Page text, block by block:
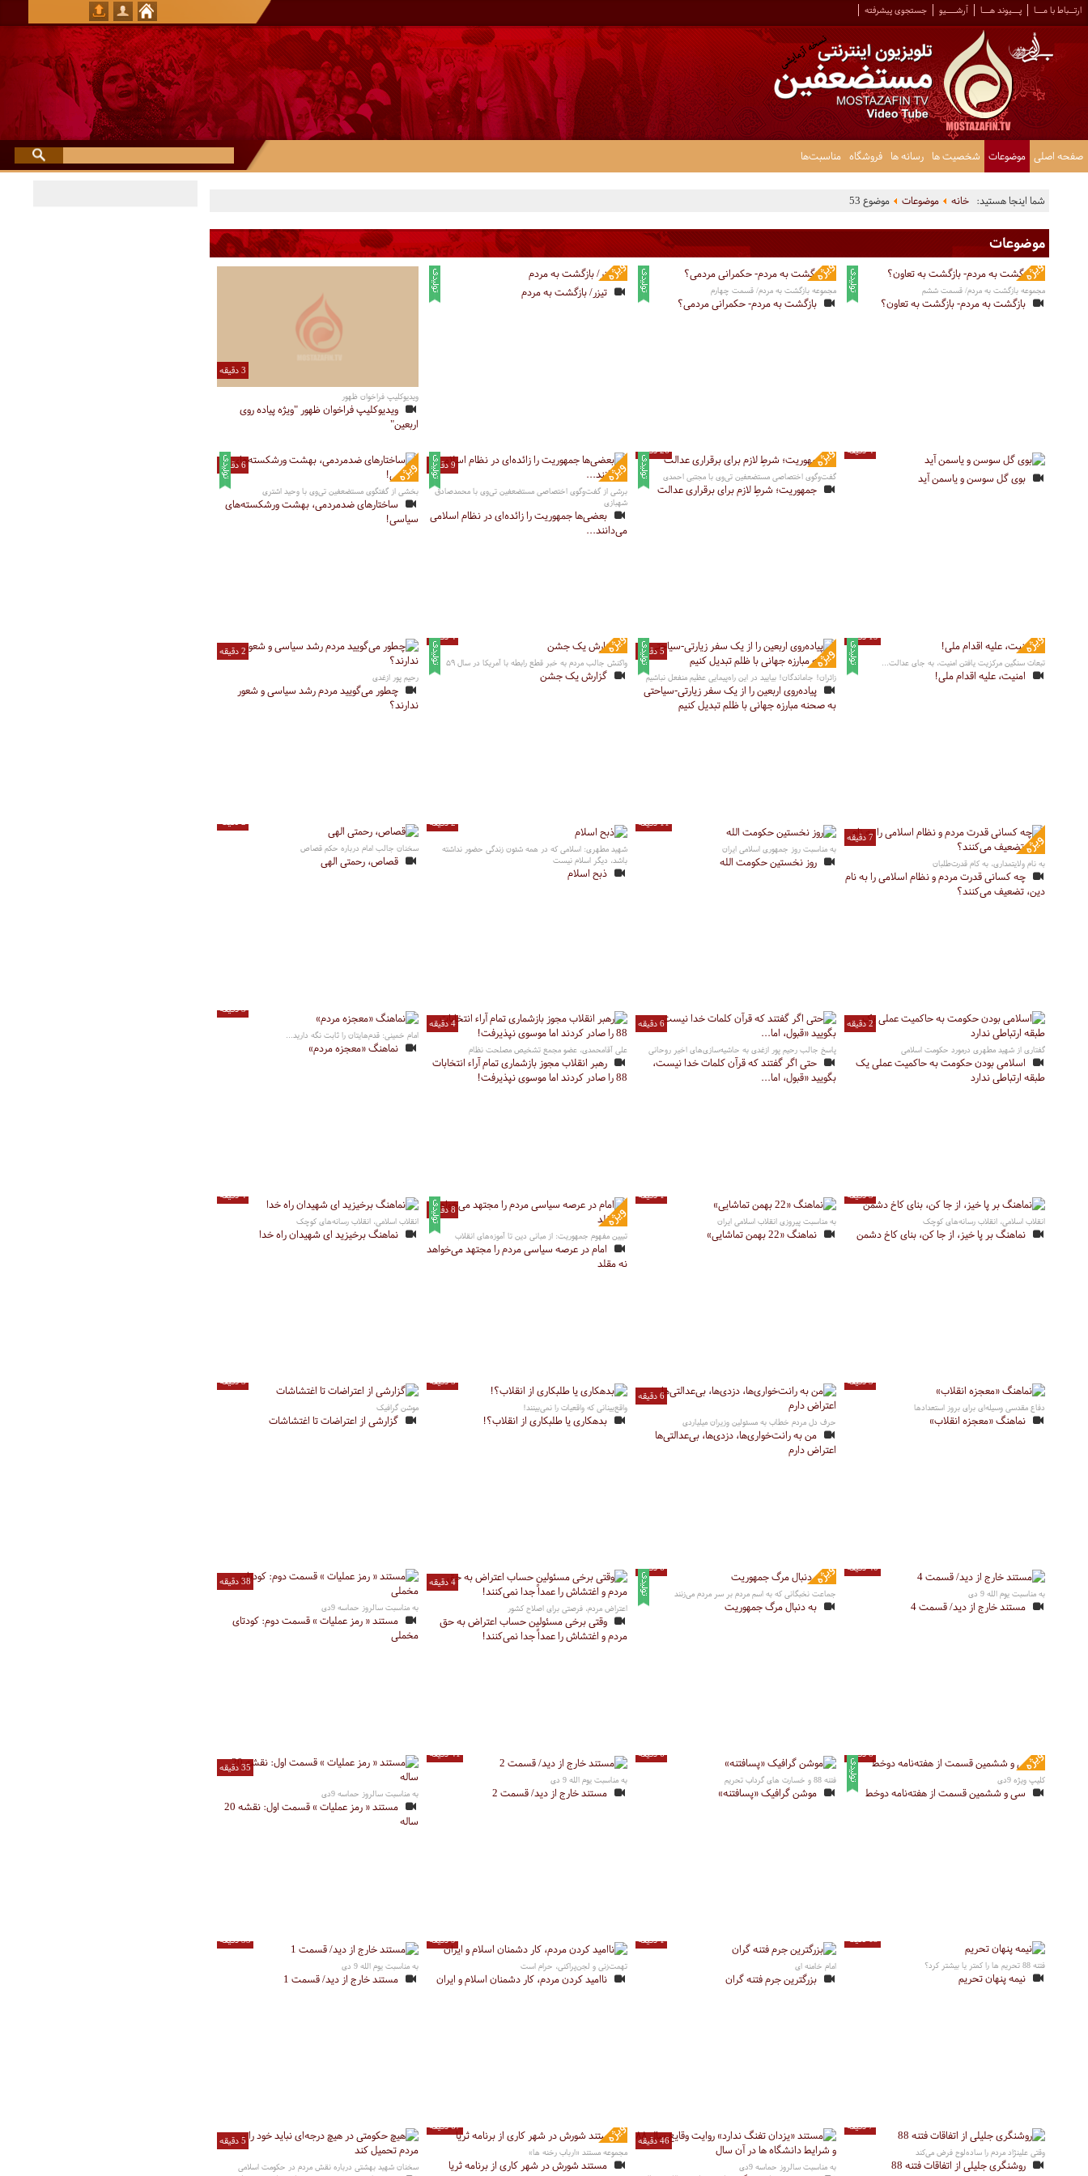
ارتــباط با مـــا پـــیوند هـــا آرشــــیو جستجوی پیشرفته
صفحه اصلی موضوعات شخصیت ها رسانه ها فروشگاه مناسبت‌ها
شما اینجا هستید: خانه موضوعات موضوع 53
موضوعات
مجموعه بازگشت به مردم/ قسمت ششم
بازگشت به مردم- بازگشت به تعاون؟
مجموعه بازگشت به مردم/ قسمت چهارم
بازگشت به مردم- حکمرانی مردمی؟
تیزر/ بازگشت به مردم
3 دقیقه
ویدیوکلیپ فراخوان ظهور
ویدیوکلیپ فراخوان ظهور "ویژه پیاده روی
اربعین"
4 دقیقه
بوی گل سوسن و یاسمن آید
26 دقیقه
گفت‌وگوی اختصاصی مستضعفین تی‌وی با مجتبی احمدی
جمهوریت؛ شرطِ لازم برای برقراری عدالت
9 دقیقه
برشی از گفت‌وگوی اختصاصی مستضعفین تی‌وی با محمدصادق
شهبازی
بعضی‌ها جمهوریت را زائده‌ای در نظام اسلامی
می‌دانند...
6 دقیقه
بخشی از گفتگوی مستضعفین‌ تی‌وی با وحید اشتری
ساختارهای ضدمردمی، بهشت ورشکسته‌های
سیاسی!
19 دقیقه
تبعات سنگین مرکزیت یافتن امنیت، به جای عدالت...
امنیت، علیه اقدام ملی!
5 دقیقه
زائران! جاماندگان! بیایید در این راه‌پیمایی عظیم منفعل نباشیم
پیاده‌روی اربعین را از یک سفر زیارتی-سیاحتی
به صحنه مبارزه جهانی با ظلم تبدیل کنیم
4 دقیقه
واکنش جالب مردم به خبر قطع رابطه با آمریکا در سال ۵۹
گزارش یک جشن
2 دقیقه
رحیم پور ازغدی
چطور می‌گویید مردم رشد سیاسی و شعور
ندارند؟
7 دقیقه
به نام ولایتمداری، به کام قدرت‌طلبان
چه کسانی قدرت مردم و نظام اسلامی را به نام
دین، تضعیف می‌کنند؟
11 دقیقه
به مناسبت روز جمهوری اسلامی ایران
روز نخستین حکومت الله
2 دقیقه
شهید مطهری: اسلامی که در همه شئون زندگی حضور نداشته
باشد، دیگر اسلام نیست
ذبح اسلام
2 دقیقه
سخنان جالب امام درباره حکم قصاص
قصاص، رحمتی الهی
2 دقیقه
گفتاری از شهید مطهری درمورد حکومت اسلامی
اسلامی بودن حکومت به حاکمیت عملی یک
طبقه ارتباطی ندارد
6 دقیقه
پاسخ جالب رحیم پور ازغدی به حاشیه‌سازی‌های اخیر روحانی
حتی اگر گفتند که قرآن کلمات خدا نیست،
بگویید «قبول، اما...
4 دقیقه
علی آقامحمدی، عضو مجمع تشخیص مصلحت نظام
رهبر انقلاب مجوز بازشماری تمام آراء انتخابات
88 را صادر کردند اما موسوی نپذیرفت!
3 دقیقه
امام خمینی: قدم‌هایتان را ثابت نگه دارید...
نماهنگ «معجزه مردم»
3 دقیقه
انقلاب اسلامی، انقلاب رسانه‌های کوچک
نماهنگ بر پا خیز، از جا کن، بنای کاخ دشمن
1 دقیقه
به مناسبت پیروزی انقلاب اسلامی ایران
نماهنگ «22 بهمن تماشایی»
8 دقیقه
تبیین مفهوم جمهوریت: از مبانی دین تا آموزه‌های انقلاب
امام در عرصه سیاسی مردم را مجتهد می‌خواهد
نه مقلد
4 دقیقه
انقلاب اسلامی، انقلاب رسانه‌های کوچک
نماهنگ برخیزید ای شهیدان راه خدا
3 دقیقه
دفاع مقدسی وسیله‌ای برای بروز استعدادها
نماهنگ «معجزه انقلاب»
6 دقیقه
حرف دل مردم خطاب به مسئولین وزیران میلیاردی
من به رانت‌‎خواری‌ها، دزدی‌ها، بی‌عدالتی‌ها
اعتراض دارم
5 دقیقه
واقع‌بینانی که واقعیات را نمی‌بینند!
بدهکاری یا طلبکاری از انقلاب؟!
3 دقیقه
موشن گرافیک
گزارشی از اعتراضات تا اغتشاشات
40 دقیقه
به مناسبت یوم الله 9 دی
مستند خارج از دید/ قسمت 4
6 دقیقه
جماعت نخبگانی که به اسم مردم بر سر مردم می‌زنند
به دنبال مرگ جمهوریت
4 دقیقه
اعتراض مردم، فرصتی برای اصلاح کشور
وقتی برخی مسئولین حساب اعتراض به حق
مردم و اغتشاش را عمداً جدا نمی‌کنند!
38 دقیقه
به مناسبت سالروز حماسه 9دی
مستند « رمز عملیات » قسمت دوم: کودتای
مخملی
8 دقیقه
کلیپ ویژه 9دی
سی و ششمین قسمت از هفته‌نامه دوخط
6 دقیقه
فتنه 88 و خسارت های گرداب تحریم
موشن گرافیک «پسافتنه»
41 دقیقه
به مناسبت یوم الله 9 دی
مستند خارج از دید/ قسمت 2
35 دقیقه
به مناسبت سالروز حماسه 9دی
مستند « رمز عملیات » قسمت اول: نقشه 20
ساله
13 دقیقه
فتنه 88 تحریم ها را کمتر یا بیشتر کرد؟
نیمه پنهان تحریم
1 دقیقه
امام خامنه ای
بزرگترین جرم فتنه گران
9 دقیقه
تهمت‌زنی و لجن‌پراکنی، حرام است
ناامید کردن مردم، کار دشمنان اسلام و ایران
33 دقیقه
به مناسبت یوم الله 9 دی
مستند خارج از دید/ قسمت 1
7 دقیقه
وقتی علینژاد مردم را ساده‌لوح فرض می‌کند
روشنگری جلیلی از اتفاقات فتنه 88
46 دقیقه
به مناسبت سالروز حماسه 9دی
67 دقیقه
مجموعه مستند «ارباب رخنه ها»
مستند شورش در شهر کاری از برنامه ثریا
5 دقیقه
سخنان شهید بهشتی درباره نقش مردم در حکومت اسلامی